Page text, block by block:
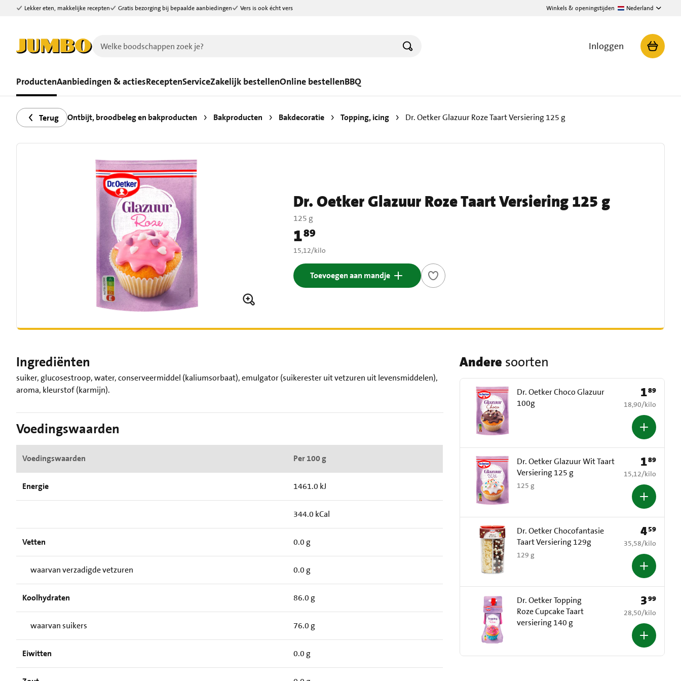
Ga naar zoeken
Ga naar hoofdinhoud
Lekker eten, makkelijke recepten Gratis bezorging bij bepaalde aanbiedingen Vers is ook écht vers Winkels & openingstijden Nederland
Inloggen
ProductenAanbiedingen & actiesReceptenServiceZakelijk bestellenOnline bestellenBBQ
Terug Ontbijt, broodbeleg en bakproducten Bakproducten Bakdecoratie Topping, icing Dr. Oetker Glazuur Roze Taart Versiering 125 g
Dr. Oetker Glazuur Roze Taart Versiering 125 g
125 g
Prijs: € 1,89
189
€ 15,12 per kilo
15,12/kilo
Toevoegen aan mandje
Ingrediënten
suiker, glucosestroop, water, conserveermiddel (kaliumsorbaat), emulgator (suikerester uit vetzuren uit levensmiddelen),
aroma, kleurstof (karmijn).
Voedingswaarden
Voedingswaarden Per 100 g
Energie 1461.0 kJ
344.0 kCal
Vetten 0.0 g
waarvan verzadigde vetzuren 0.0 g
Koolhydraten 86.0 g
waarvan suikers 76.0 g
Eiwitten 0.0 g
Andere soorten
Dr. Oetker Choco Glazuur
100g
Prijs: € 1,89
189
€ 18,90 per kilo
18,90/kilo
Dr. Oetker Glazuur Wit Taart
Versiering 125 g
125 g
Prijs: € 1,89
189
€ 15,12 per kilo
15,12/kilo
Dr. Oetker Chocofantasie
Taart Versiering 129g
129 g
Prijs: € 4,59
459
€ 35,58 per kilo
35,58/kilo
Dr. Oetker Topping
Roze Cupcake Taart
versiering 140 g
Prijs: € 3,99
399
€ 28,50 per kilo
28,50/kilo